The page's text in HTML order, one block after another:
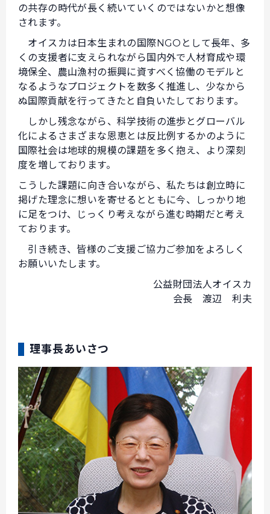
の共存の時代が長く続いていくのではないかと想像
されます。
オイスカは日本生まれの国際NGOとして長年、多
くの支援者に支えられながら国内外で人材育成や環
境保全、農山漁村の振興に資すべく協働のモデルと
なるようなプロジェクトを数多く推進し、少なから
ぬ国際貢献を行ってきたと自負いたしております。
しかし残念ながら、科学技術の進歩とグローバル
化によるさまざまな恩恵とは反比例するかのように
国際社会は地球的規模の課題を多く抱え、より深刻
度を増しております。
こうした課題に向き合いながら、私たちは創立時に
掲げた理念に想いを寄せるとともに今、しっかり地
に足をつけ、じっくり考えながら進む時期だと考え
ております。
引き続き、皆様のご支援ご協力ご参加をよろしく
お願いいたします。
公益財団法人オイスカ
会長 渡辺 利夫
理事長あいさつ